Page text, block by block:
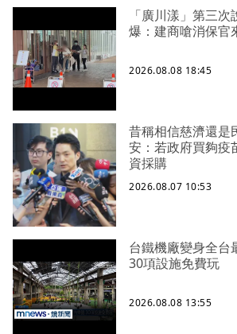
「廣川漾」第三
爆：建商嗆消保官
2026.08.08 18:45
昔稱相信慈濟還
安：若政府買夠疫
資採購
2026.08.07 10:53
台鐵機廠變身全
30項設施免費玩
2026.08.08 13:55